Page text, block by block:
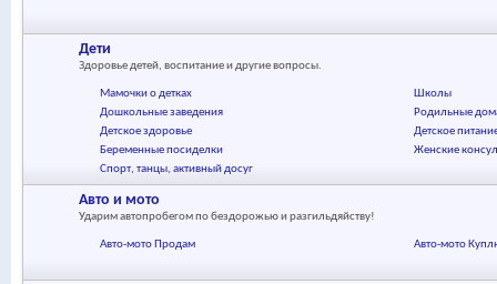
Дети
Здоровье детей, воспитание и другие вопросы.
Мамочки о детках
Школы
Дошкольные заведения
Родильные
Детское здоровье
Детское
Беременные посиделки
Женские
Спорт, танцы, активный досуг
Авто и мото
Ударим автопробегом по бездорожью и разгильдяйству!
Авто-мото Продам Авто-мото